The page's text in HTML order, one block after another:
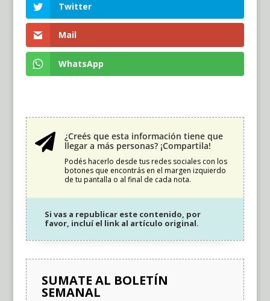
Twitter
Mail
WhatsApp

¿Creés que esta información tiene que
llegar a más personas? ¡Compartila!
Podés hacerlo desde tus redes sociales con los
botones que encontrás en el margen izquierdo
de tu pantalla o al final de cada nota.
Si vas a republicar este contenido, por
favor, incluí el link al artículo original.
SUMATE AL BOLETÍN
SEMANAL